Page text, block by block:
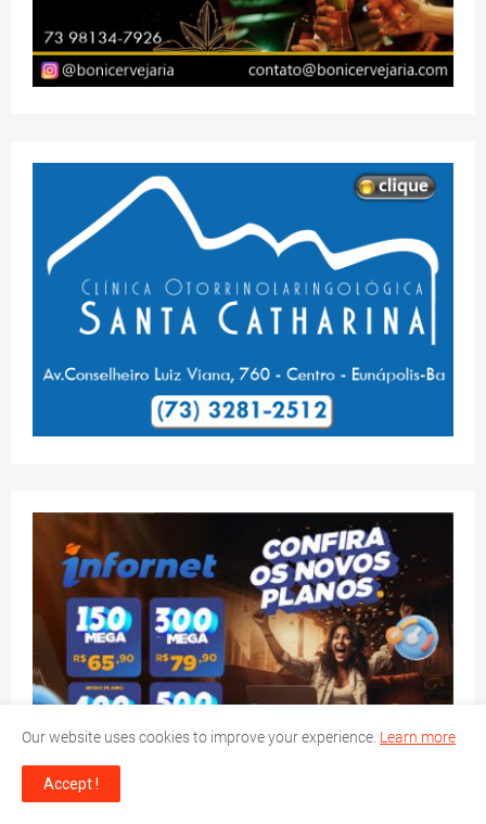
Our website uses cookies to improve your experience. Learn more
Accept !